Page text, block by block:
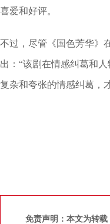
喜爱和好评。
不过，尽管《国色芳华》
出：“该剧在情感纠葛和
复杂和夸张的情感纠葛，
免责声明：本文为转